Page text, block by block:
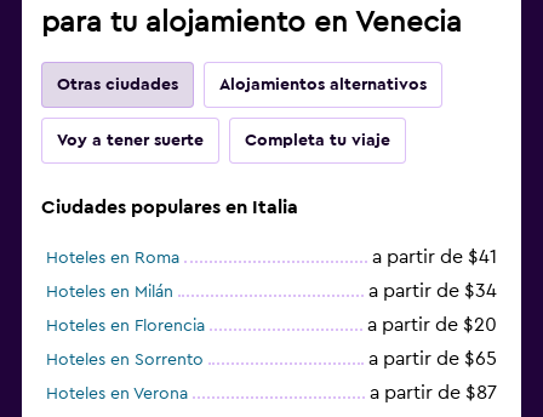
para tu alojamiento en Venecia
Otras ciudades Alojamientos alternativos
Voy a tener suerte Completa tu viaje
Ciudades populares en Italia
Hoteles en Roma a partir de $41
Hoteles en Milán a partir de $34
Hoteles en Florencia a partir de $20
Hoteles en Sorrento a partir de $65
Hoteles en Verona a partir de $87